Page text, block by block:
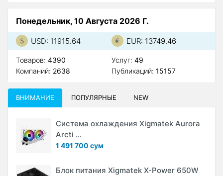
Понедельник, 10 Августа 2026 Г.
USD: 11915.64 EUR: 13749.46
Товаров: 4390
Компаний: 2638
Услуг: 49
Публикаций: 15157
ВНИМАНИЕ ПОПУЛЯРНЫЕ NEW
Система охлаждения Xigmatek Aurora
Arcti ...
1 491 700 сум
Блок питания Xigmatek X-Power 650W